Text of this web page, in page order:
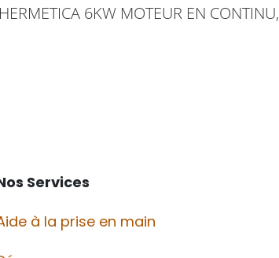
HERMETICA 6KW MOTEUR EN CONTINU,
à la prise en main
Services